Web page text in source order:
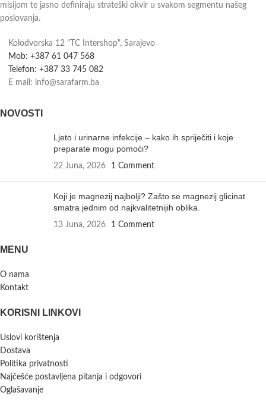
misijom te jasno definiraju strateški okvir u svakom segmentu našeg
poslovanja.
Kolodvorska 12 "TC Intershop", Sarajevo
Mob: +387 61 047 568
Telefon: +387 33 745 082
E mail: info@sarafarm.ba
NOVOSTI
Ljeto i urinarne infekcije – kako ih spriječiti i koje
preparate mogu pomoći?
22 Juna, 2026 1 Comment
Koji je magnezij najbolji? Zašto se magnezij glicinat
smatra jednim od najkvalitetnijih oblika.
13 Juna, 2026 1 Comment
MENU
O nama
Kontakt
KORISNI LINKOVI
Uslovi korištenja
Dostava
Politika privatnosti
Najčešće postavljena pitanja i odgovori
Oglašavanje